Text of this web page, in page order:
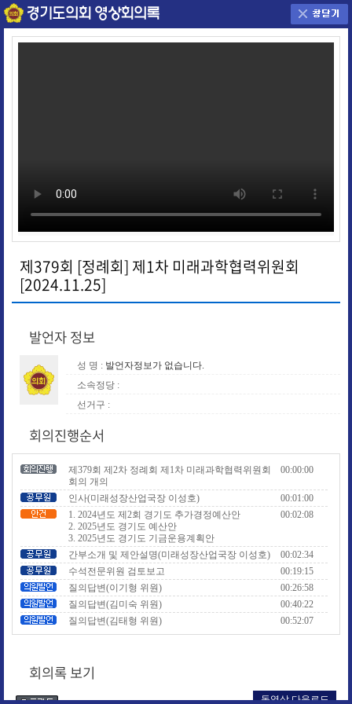
제379회 [정례회] 제1차 미래과학협력위원회
[2024.11.25]
발언자 정보
성 명 : 발언자정보가 없습니다.
소속정당 :
선거구 :
회의진행순서
제379회 제2차 정례회 제1차 미래과학협력위원회
회의 개의
00:00:00
인사(미래성장산업국장 이성호)
00:01:00
1. 2024년도 제2회 경기도 추가경정예산안
2. 2025년도 경기도 예산안
3. 2025년도 경기도 기금운용계획안
00:02:08
간부소개 및 제안설명(미래성장산업국장 이성호)
00:02:34
수석전문위원 검토보고
00:19:15
질의답변(이기형 위원)
00:26:58
질의답변(김미숙 위원)
00:40:22
질의답변(김태형 위원)
00:52:07
질의답변(심홍순 위원)
01:09:28
질의답변(윤충식 위원)
회의록 보기
동영상 다운로드